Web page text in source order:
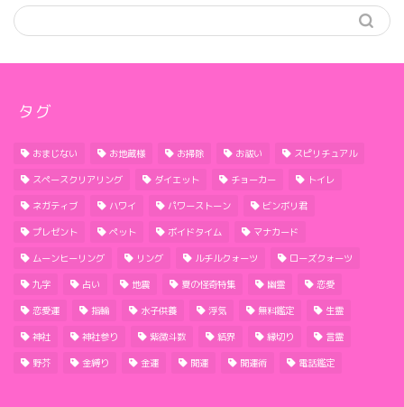
タグ
おまじない お地蔵様 お掃除 お祓い スピリチュアル
スペースクリアリング ダイエット チョーカー トイレ
ネガティブ ハワイ パワーストーン ビンボリ君
プレゼント ペット ボイドタイム マナカード
ムーンヒーリング リング ルチルクォーツ ローズクォーツ
九字 占い 地震 夏の怪奇特集 幽霊 恋愛
恋愛運 指輪 水子供養 浮気 無料鑑定 生霊
神社 神社参り 紫微斗数 結界 縁切り 言霊
野芥 金縛り 金運 開運 開運術 電話鑑定